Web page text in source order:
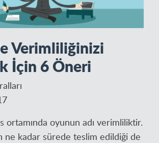
Verimliliğinizi
İçin 6 Öneri
ortamında oyunun adı verimliliktir.
ne kadar sürede teslim edildiği de